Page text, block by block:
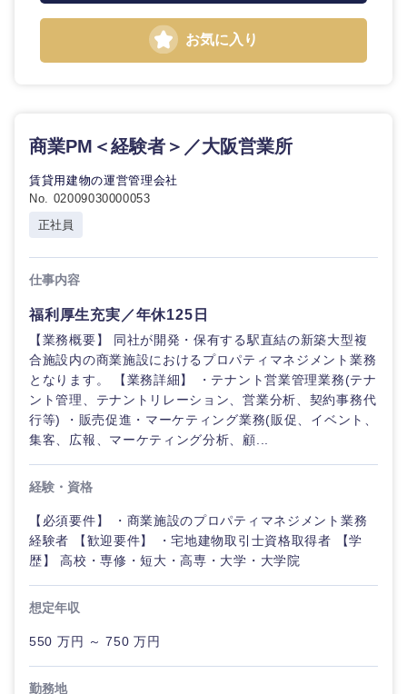
お気に入り
商業PM＜経験者＞／大阪営業所
賃貸用建物の運営管理会社
No. 02009030000053
正社員
仕事内容
福利厚生充実／年休125日
【業務概要】 同社が開発・保有する駅直結の新築大型複
合施設内の商業施設におけるプロパティマネジメント業務
となります。 【業務詳細】 ・テナント営業管理業務(テナ
ント管理、テナントリレーション、営業分析、契約事務代
行等) ・販売促進・マーケティング業務(販促、イベント、
集客、広報、マーケティング分析、顧...
経験・資格
【必須要件】 ・商業施設のプロパティマネジメント業務
経験者 【歓迎要件】 ・宅地建物取引士資格取得者 【学
歴】 高校・専修・短大・高専・大学・大学院
想定年収
550 万円 ～ 750 万円
勤務地